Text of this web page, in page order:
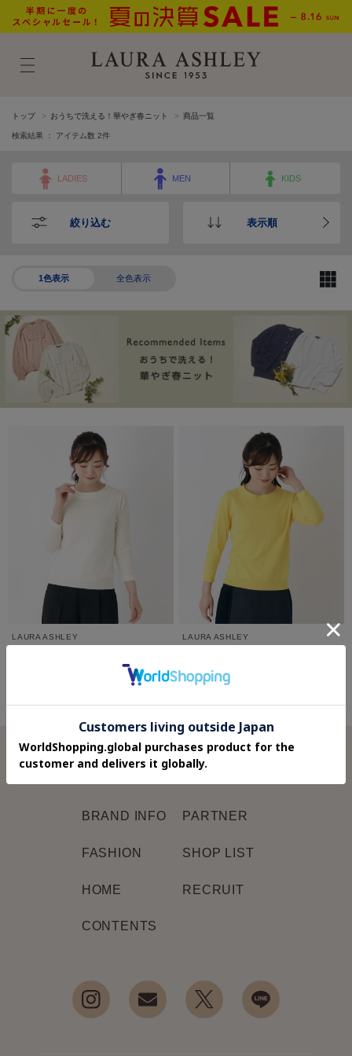
トップ おうちで洗える！華やぎ春ニット 商品一覧
検索結果 ： アイテム数 2件
LADIES MEN KIDS
絞り込む 表示順
1色表示 全色表示
LAURA ASHLEY
素材アイテムあり】ボートネックニット
LAURA ASHLEY
¥4,290
BRAND INFO
FASHION
HOME
CONTENTS
PARTNER
SHOP LIST
RECRUIT